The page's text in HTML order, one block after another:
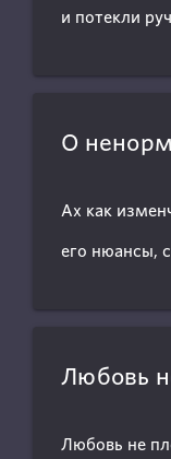
и потекли
О
Ах как
его нюансы,
Любовь
Любовь не